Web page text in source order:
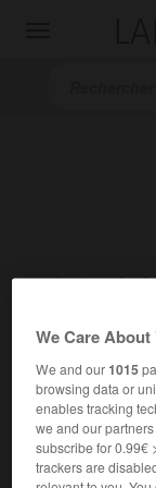
Accueil>
Cet article est
mondial des
Poète espagnol
We Care
We and our1015
browsing data or
enables tracking
we and our
subscribe for 0.99€
trackers are